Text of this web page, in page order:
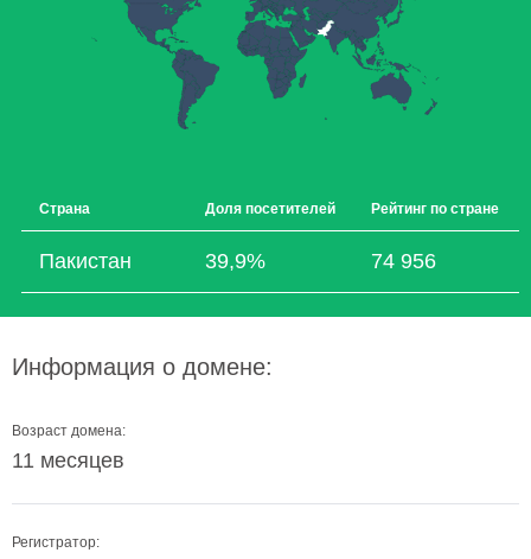
Страна Доля посетителей Рейтинг по стране
Пакистан 39,9% 74 956
Информация о домене:
Возраст домена:
11 месяцев
Регистратор: